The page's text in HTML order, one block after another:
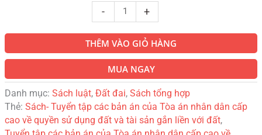
- +
THÊM VÀO GIỎ HÀNG
MUA NGAY
Danh mục: Sách luật, Đất đai, Sách tổng hợp
Thẻ: Sách- Tuyển tập các bản án của Tòa án nhân dân cấp
cao về quyền sử dụng đất và tài sản gắn liền với đất,